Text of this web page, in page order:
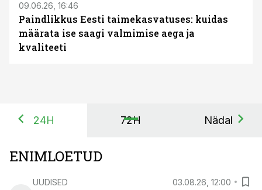
09.06.26, 16:46
Paindlikkus Eesti taimekasvatuses: kuidas
määrata ise saagi valmimise aega ja
kvaliteeti
24H 72H Nädal
ENIMLOETUD
UUDISED 03.08.26, 12:00